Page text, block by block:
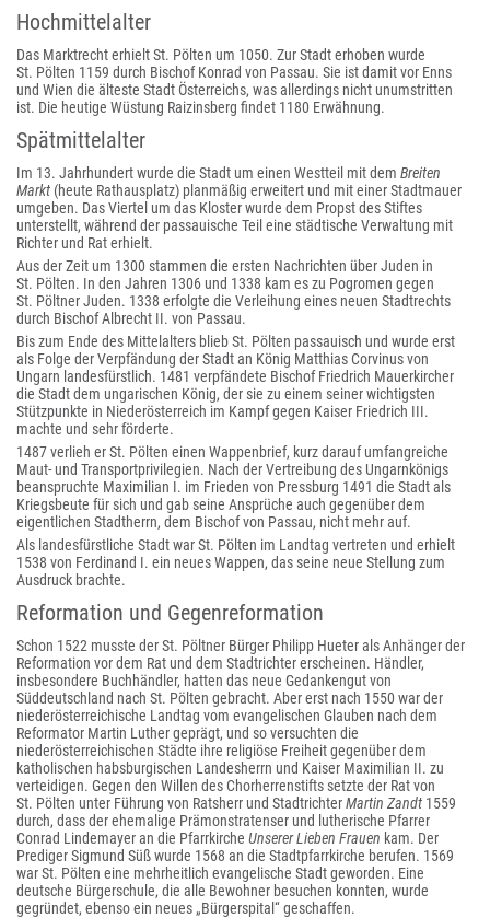
Hochmittelalter
Das Marktrecht erhielt St. Pölten um 1050. Zur Stadt erhoben wurde
St. Pölten 1159 durch Bischof Konrad von Passau. Sie ist damit vor Enns
und Wien die älteste Stadt Österreichs, was allerdings nicht unumstritten
ist. Die heutige Wüstung Raizinsberg findet 1180 Erwähnung.
Spätmittelalter
Im 13. Jahrhundert wurde die Stadt um einen Westteil mit dem Breiten
Markt (heute Rathausplatz) planmäßig erweitert und mit einer Stadtmauer
umgeben. Das Viertel um das Kloster wurde dem Propst des Stiftes
unterstellt, während der passauische Teil eine städtische Verwaltung mit
Richter und Rat erhielt.
Aus der Zeit um 1300 stammen die ersten Nachrichten über Juden in
St. Pölten. In den Jahren 1306 und 1338 kam es zu Pogromen gegen
St. Pöltner Juden. 1338 erfolgte die Verleihung eines neuen Stadtrechts
durch Bischof Albrecht II. von Passau.
Bis zum Ende des Mittelalters blieb St. Pölten passauisch und wurde erst
als Folge der Verpfändung der Stadt an König Matthias Corvinus von
Ungarn landesfürstlich. 1481 verpfändete Bischof Friedrich Mauerkircher
die Stadt dem ungarischen König, der sie zu einem seiner wichtigsten
Stützpunkte in Niederösterreich im Kampf gegen Kaiser Friedrich III.
machte und sehr förderte.
1487 verlieh er St. Pölten einen Wappenbrief, kurz darauf umfangreiche
Maut- und Transportprivilegien. Nach der Vertreibung des Ungarnkönigs
beanspruchte Maximilian I. im Frieden von Pressburg 1491 die Stadt als
Kriegsbeute für sich und gab seine Ansprüche auch gegenüber dem
eigentlichen Stadtherrn, dem Bischof von Passau, nicht mehr auf.
Als landesfürstliche Stadt war St. Pölten im Landtag vertreten und erhielt
1538 von Ferdinand I. ein neues Wappen, das seine neue Stellung zum
Ausdruck brachte.
Reformation und Gegenreformation
Schon 1522 musste der St. Pöltner Bürger Philipp Hueter als Anhänger der
Reformation vor dem Rat und dem Stadtrichter erscheinen. Händler,
insbesondere Buchhändler, hatten das neue Gedankengut von
Süddeutschland nach St. Pölten gebracht. Aber erst nach 1550 war der
niederösterreichische Landtag vom evangelischen Glauben nach dem
Reformator Martin Luther geprägt, und so versuchten die
niederösterreichischen Städte ihre religiöse Freiheit gegenüber dem
katholischen habsburgischen Landesherrn und Kaiser Maximilian II. zu
verteidigen. Gegen den Willen des Chorherrenstifts setzte der Rat von
St. Pölten unter Führung von Ratsherr und StadtrichterMartin Zandt 1559
durch, dass der ehemalige Prämonstratenser und lutherische Pfarrer
Conrad Lindemayer an die Pfarrkirche Unserer Lieben Frauen kam. Der
Prediger Sigmund Süß wurde 1568 an die Stadtpfarrkirche berufen. 1569
war St. Pölten eine mehrheitlich evangelische Stadt geworden. Eine
deutsche Bürgerschule, die alle Bewohner besuchen konnten, wurde
gegründet, ebenso ein neues „Bürgerspital“ geschaffen.